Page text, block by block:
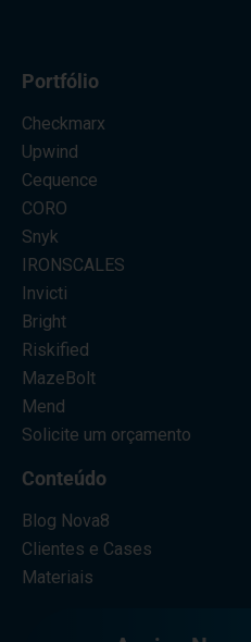
Portfólio
Checkmarx
Upwind
Cequence
CORO
Snyk
IRONSCALES
Invicti
Bright
Riskified
MazeBolt
Mend
Solicite um orçamento
Conteúdo
Blog Nova8
Clientes e Cases
Materiais